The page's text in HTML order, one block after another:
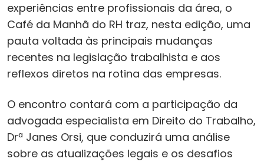
experiências entre profissionais da área, o
Café da Manhã do RH traz, nesta edição, uma
pauta voltada às principais mudanças
recentes na legislação trabalhista e aos
reflexos diretos na rotina das empresas.
O encontro contará com a participação da
advogada especialista em Direito do Trabalho,
Drª Janes Orsi, que conduzirá uma análise
sobre as atualizações legais e os desafios